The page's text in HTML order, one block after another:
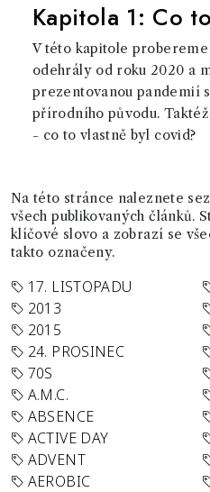
Kapitola 1: Co
V této kapitole
odehrály od roku 2020 a
prezentovanou pandemií
přírodního původu.
- co to vlastně byl covid?
Na této stránce naleznete
všech publikovaných článků.
klíčové slovo a zobrazí se
takto označeny.
17. LISTOPADU
2013
2015
24. PROSINEC
70S
A.M.C.
ABSENCE
ACTIVE DAY
ADVENT
AEROBIC